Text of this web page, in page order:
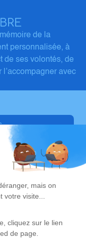
de la
personnalisée, à
de ses volontés, de
avec
de rendez-vous en